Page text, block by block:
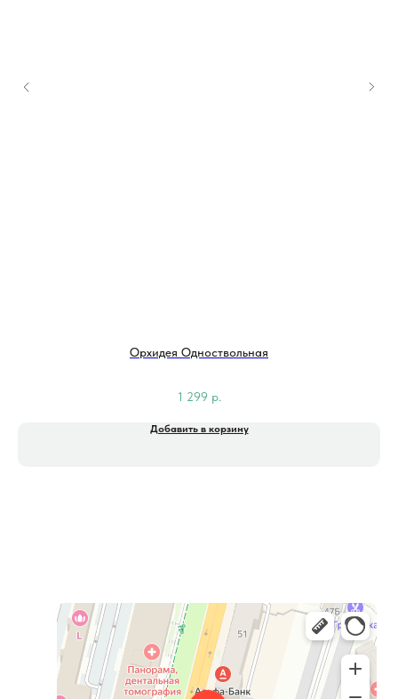
Орхидея Одноствольная
1 299 р.
Добавить в корзину
Фитолайн
Магазин цветов в Чебоксарах
Магазин подарков и сувениров в Чебоксарах